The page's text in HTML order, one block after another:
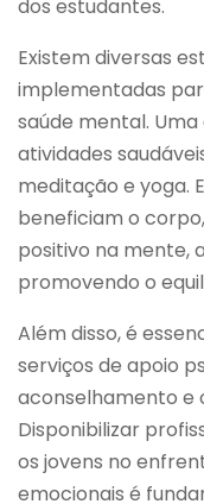
dos estudantes.
Existem diversas
implementadas
saúde mental.
atividades
meditação e yoga.
beneficiam o
positivo na mente,
promovendo o
Além disso, é
serviços de apoio
aconselhamento e
Disponibilizar
os jovens no
emocionais é